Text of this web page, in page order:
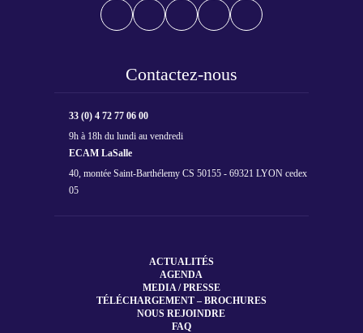
Contactez-nous
33 (0) 4 72 77 06 00
9h à 18h du lundi au vendredi
ECAM LaSalle
40, montée Saint-Barthélemy CS 50155 - 69321 LYON cedex
05
ACTUALITÉS
AGENDA
MEDIA / PRESSE
TÉLÉCHARGEMENT – BROCHURES
NOUS REJOINDRE
FAQ